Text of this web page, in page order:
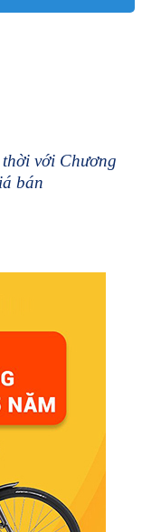
với Chương
bán